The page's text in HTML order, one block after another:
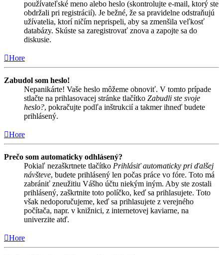
používateľské meno alebo heslo (skontrolujte e-mail, ktorý ste
obdržali pri registrácií). Je bežné, že sa pravidelne odstraňujú
užívatelia, ktorí ničím neprispeli, aby sa zmenšila veľkosť
databázy. Skúste sa zaregistrovať znova a zapojte sa do
diskusie.
Hore
Zabudol som heslo!
Nepanikárte! Vaše heslo môžeme obnoviť. V tomto prípade
stlačte na prihlasovacej stránke tlačítko Zabudli ste svoje
heslo?, pokračujte podľa inštrukcií a takmer ihneď budete
prihlásený.
Hore
Prečo som automaticky odhlásený?
Pokiaľ nezaškrtnete tlačítko Prihlásiť automaticky pri ďalšej
návšteve, budete prihlásený len počas práce vo fóre. Toto má
zabrániť zneužitiu Vášho účtu niekým iným. Aby ste zostali
prihlásený, zaškrtnite toto políčko, keď sa prihlasujete. Toto
však nedoporučujeme, keď sa prihlasujete z verejného
počítača, napr. v knižnici, z internetovej kaviarne, na
univerzite atď.
Hore